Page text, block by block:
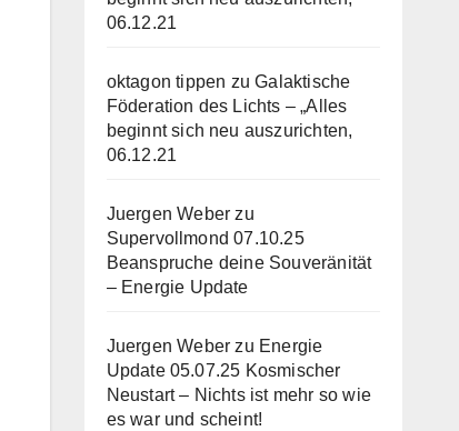
06.12.21
oktagon tippen zuGalaktische
Föderation des Lichts – „Alles
beginnt sich neu auszurichten,
06.12.21
Juergen Weber zu
Supervollmond 07.10.25
Beanspruche deine Souveränität
– Energie Update
Juergen Weber zu Energie
Update 05.07.25 Kosmischer
Neustart – Nichts ist mehr so wie
es war und scheint!